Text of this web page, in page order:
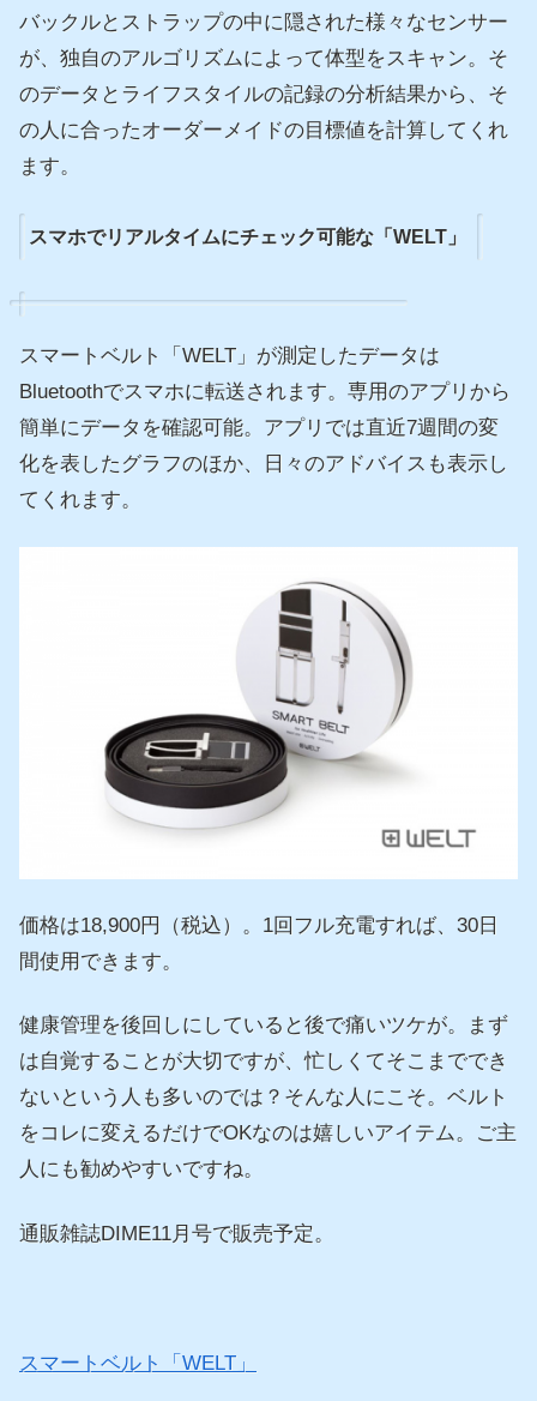
バックルとストラップの中に隠された様々なセンサー
が、独自のアルゴリズムによって体型をスキャン。そ
のデータとライフスタイルの記録の分析結果から、そ
の人に合ったオーダーメイドの目標値を計算してくれ
ます。
スマホでリアルタイムにチェック可能な「WELT」
スマートベルト「WELT」が測定したデータは
Bluetoothでスマホに転送されます。専用のアプリから
簡単にデータを確認可能。アプリでは直近7週間の変
化を表したグラフのほか、日々のアドバイスも表示し
てくれます。
価格は18,900円（税込）。1回フル充電すれば、30日
間使用できます。
健康管理を後回しにしていると後で痛いツケが。まず
は自覚することが大切ですが、忙しくてそこまででき
ないという人も多いのでは？そんな人にこそ。ベルト
をコレに変えるだけでOKなのは嬉しいアイテム。ご主
人にも勧めやすいですね。
通販雑誌DIME11月号で販売予定。
スマートベルト「WELT」